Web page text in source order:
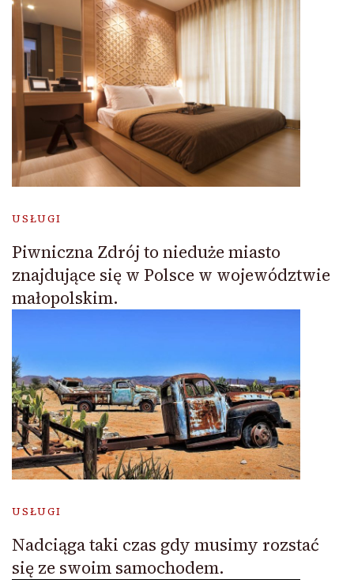
USŁUGI
Piwniczna Zdrój to nieduże miasto
znajdujące się w Polsce w województwie
małopolskim.
USŁUGI
Nadciąga taki czas gdy musimy rozstać
się ze swoim samochodem.